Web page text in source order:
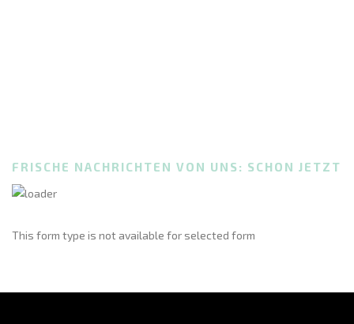
FRISCHE NACHRICHTEN VON UNS: SCHON JETZT
This form type is not available for selected form